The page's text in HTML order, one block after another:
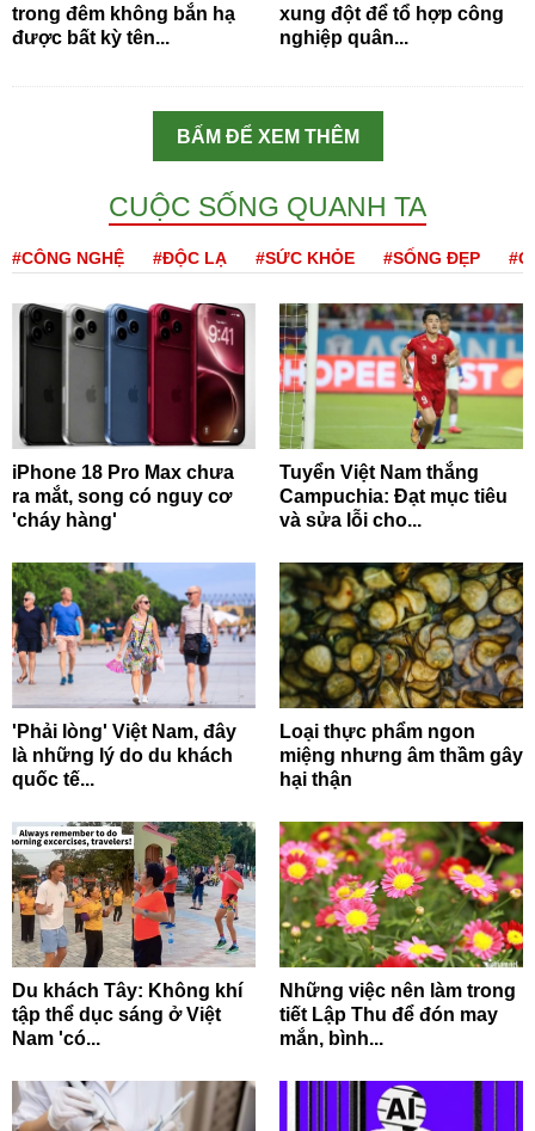
trong đêm không bắn hạ
được bất kỳ tên...
xung đột để tổ hợp công
nghiệp quân...
BẤM ĐỂ XEM THÊM
CUỘC SỐNG QUANH TA
#CÔNG NGHỆ #ĐỘC LẠ #SỨC KHỎE #SỐNG ĐẸP
iPhone 18 Pro Max chưa
ra mắt, song có nguy cơ
'cháy hàng'
Tuyển Việt Nam thắng
Campuchia: Đạt mục tiêu
và sửa lỗi cho...
'Phải lòng' Việt Nam, đây
là những lý do du khách
quốc tế...
Loại thực phẩm ngon
miệng nhưng âm thầm gây
hại thận
Du khách Tây: Không khí
tập thể dục sáng ở Việt
Nam 'có...
Những việc nên làm trong
tiết Lập Thu để đón may
mắn, bình...